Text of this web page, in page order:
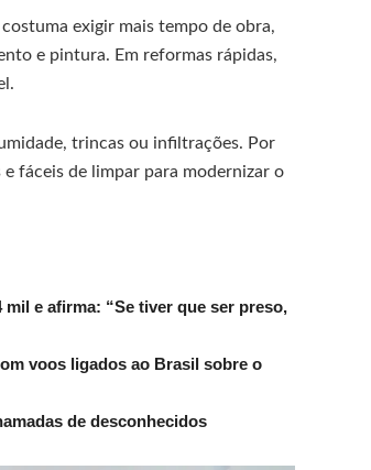
exigir mais tempo de obra,
e pintura. Em reformas rápidas,
trincas ou infiltrações. Por
fáceis de limpar para modernizar o
e afirma: “Se tiver que ser preso,
voos ligados ao Brasil sobre o
de desconhecidos